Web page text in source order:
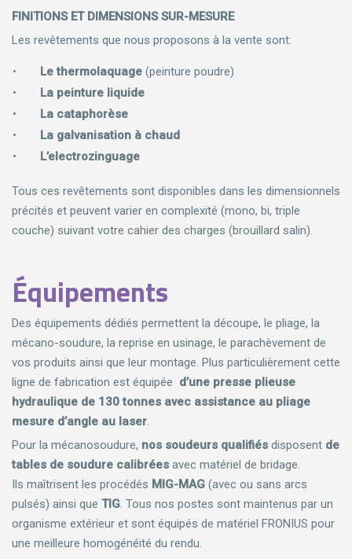
FINITIONS ET DIMENSIONS SUR-MESURE
Les revêtements que nous proposons à la vente sont:
Le thermolaquage (peinture poudre)
La peinture liquide
La cataphorèse
La galvanisation à chaud
L’electrozinguage
Tous ces revêtements sont disponibles dans les dimensionnels
précités et peuvent varier en complexité (mono, bi, triple
couche) suivant votre cahier des charges (brouillard salin).
Équipements
Des équipements dédiés permettent la découpe, le pliage, la
mécano-soudure, la reprise en usinage, le parachèvement de
vos produits ainsi que leur montage. Plus particulièrement cette
ligne de fabrication est équipée d’une presse plieuse
hydraulique de 130 tonnes avec assistance au pliage
mesure d’angle au laser.
Pour la mécanosoudure, nos soudeurs qualifiés disposent de
tables de soudure calibrées avec matériel de bridage.
Ils maîtrisent les procédés MIG-MAG (avec ou sans arcs
pulsés) ainsi que TIG. Tous nos postes sont maintenus par un
organisme extérieur et sont équipés de matériel FRONIUS pour
une meilleure homogénéité du rendu.